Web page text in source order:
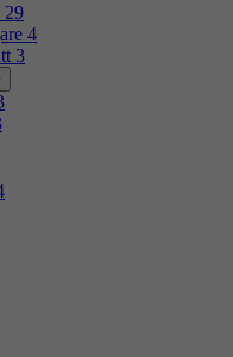
29
4
3